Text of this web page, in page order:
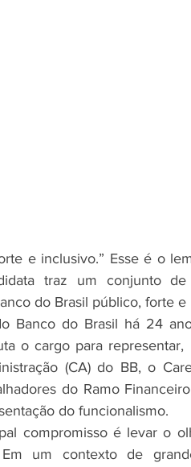
traz um conjunto
do Brasil público, forte e
o cargo para
(CA) do BB, o
do Ramo
do funcionalismo.
um contexto de